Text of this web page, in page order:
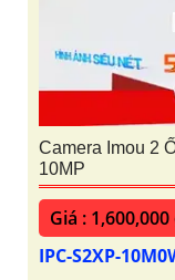
Camera Imou 2
10MP
Giá : 1,600,000
IPC-S2XP-